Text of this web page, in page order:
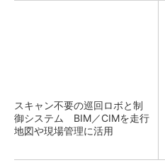
スキャン不要の巡回ロボと制
御システム BIM／CIMを走行
地図や現場管理に活用